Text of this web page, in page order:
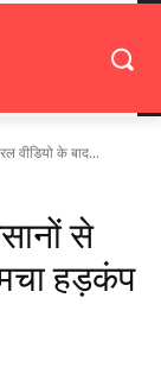
वीडियो के बाद...
से
हड़कंप